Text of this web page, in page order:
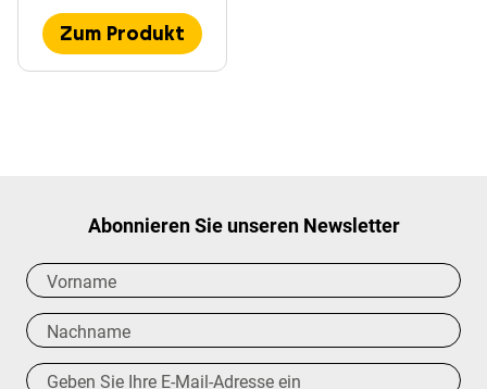
Zum Produkt
Abonnieren Sie unseren Newsletter